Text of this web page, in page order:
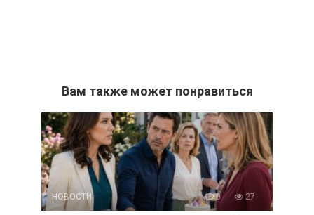
Вам также может понравиться
НОВОСТИ 0 27